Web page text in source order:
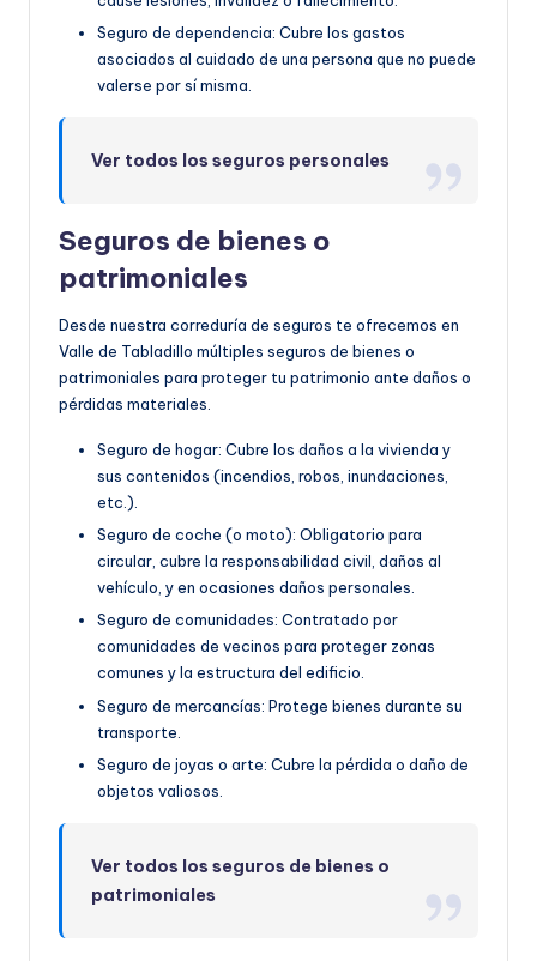
Seguro de dependencia: Cubre los gastos
asociados al cuidado de una persona que no puede
valerse por sí misma.
Ver todos los seguros personales
Seguros de bienes o
patrimoniales
Desde nuestra correduría de seguros te ofrecemos en
Valle de Tabladillo múltiples seguros de bienes o
patrimoniales para proteger tu patrimonio ante daños o
pérdidas materiales.
Seguro de hogar: Cubre los daños a la vivienda y
sus contenidos (incendios, robos, inundaciones,
etc.).
Seguro de coche (o moto): Obligatorio para
circular, cubre la responsabilidad civil, daños al
vehículo, y en ocasiones daños personales.
Seguro de comunidades: Contratado por
comunidades de vecinos para proteger zonas
comunes y la estructura del edificio.
Seguro de mercancías: Protege bienes durante su
transporte.
Seguro de joyas o arte: Cubre la pérdida o daño de
objetos valiosos.
Ver todos los seguros de bienes o
patrimoniales